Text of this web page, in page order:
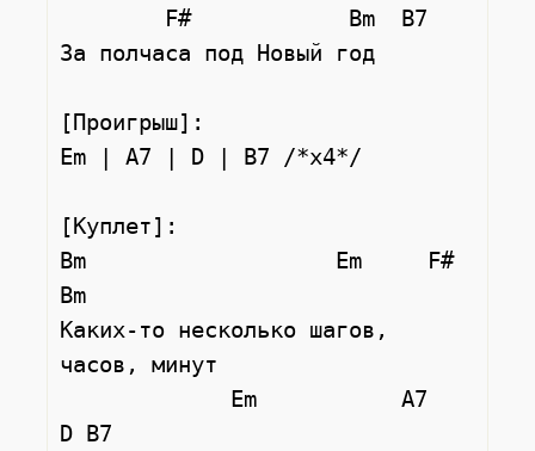
За полчаса под Новый год
[Проигрыш]:
Em | A7 | D | B7 /*x4*/
[Куплет]:
Bm                   Em     F#
Bm
Каких-то несколько шагов,
часов, минут
D B7